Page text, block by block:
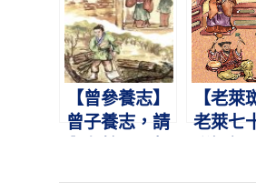
廢讀，慨念哀
哀。
救母，
譽。
【曾參養志】
曾子養志，請
【老萊
老萊七